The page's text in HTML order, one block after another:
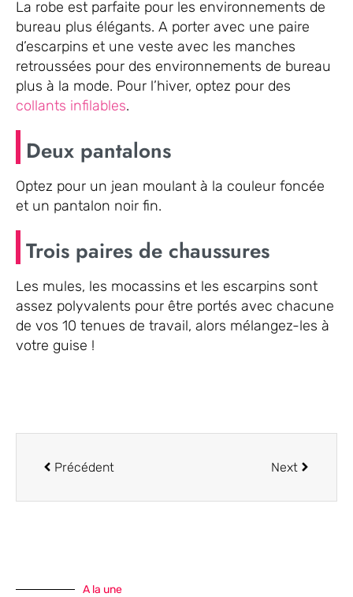
La robe est parfaite pour les environnements de
bureau plus élégants. A porter avec une paire
d’escarpins et une veste avec les manches
retroussées pour des environnements de bureau
plus à la mode. Pour l’hiver, optez pour des
collants infilables.
Deux pantalons
Optez pour un jean moulant à la couleur foncée
et un pantalon noir fin.
Trois paires de chaussures
Les mules, les mocassins et les escarpins sont
assez polyvalents pour être portés avec chacune
de vos 10 tenues de travail, alors mélangez-les à
votre guise !
Précédent Next
A la une